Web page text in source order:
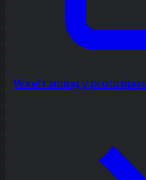
Wireframing y prototipos